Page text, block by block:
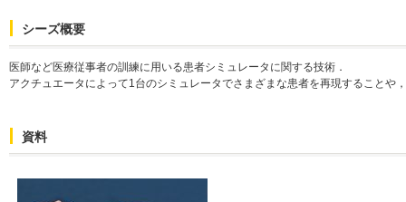
シーズ概要
医師など医療従事者の訓練に用いる患者シミュレータに関する技術．
アクチュエータによって1台のシミュレータでさまざまな患者を再現することや
資料